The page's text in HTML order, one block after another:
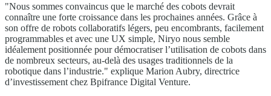
"Nous sommes convaincus que le marché des cobots devrait
connaître une forte croissance dans les prochaines années. Grâce à
son offre de robots collaboratifs légers, peu encombrants, facilement
programmables et avec une UX simple, Niryo nous semble
idéalement positionnée pour démocratiser l’utilisation de cobots dans
de nombreux secteurs, au-delà des usages traditionnels de la
robotique dans l’industrie." explique Marion Aubry, directrice
d’investissement chez Bpifrance Digital Venture.